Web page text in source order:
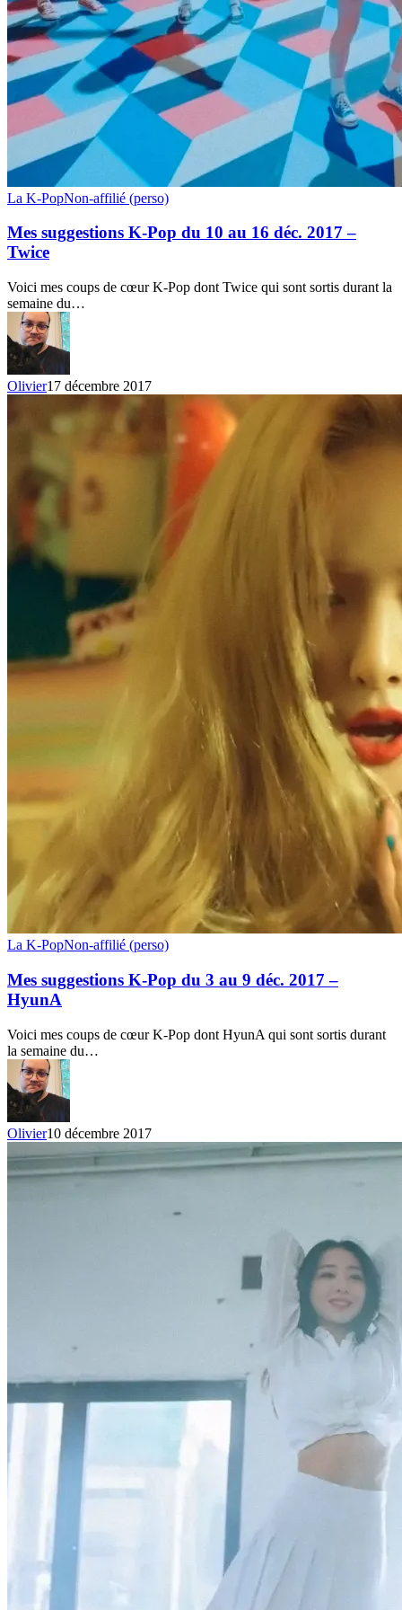
Mes
K-
Pop
du
au
16
déc.
2017
–
Twice
La K-PopNon-affilié (perso)
Mes suggestions K-Pop du 10 au 16 déc. 2017 –
Twice
Voici mes coups de cœur K-Pop dont Twice qui sont sortis durant la
semaine du…
Olivier17 décembre 2017
Mes
K-
Pop
du
au
9
déc.
2017
–
HyunA
La K-PopNon-affilié (perso)
Mes suggestions K-Pop du 3 au 9 déc. 2017 –
HyunA
Voici mes coups de cœur K-Pop dont HyunA qui sont sortis durant
la semaine du…
Olivier10 décembre 2017